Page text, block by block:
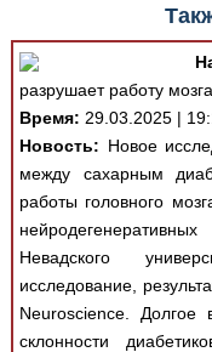
разрушает работу мозга
Время: 29.03.2025 |
Новость: Новое
между сахарным
работы головного
Невадского
исследование,
Neuroscience.
склонности